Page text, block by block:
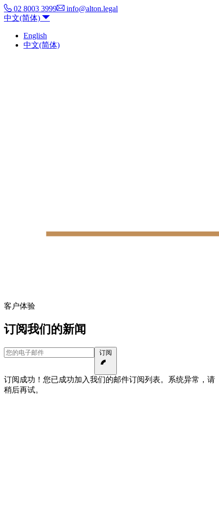
02 8003 3999
info@alton.legal
中文(简体)
English
中文(简体)
客户体验
订阅我们的新闻
您的电子邮件
订阅成功！您已成功加入我们的邮件订阅列表。 系统异常，请
稍后再试。